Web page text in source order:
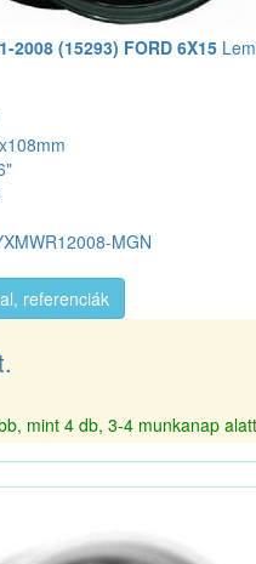
2008 (15293) FORD 6X15
MGN
referenciák
mint 4 db, 3-4 munkanap alatt